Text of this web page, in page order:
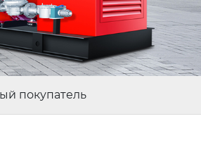
покупатель